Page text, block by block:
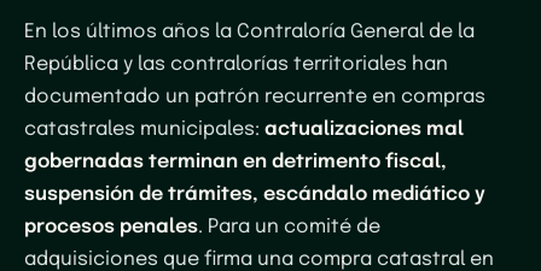
En los últimos años la Contraloría General de la
República y las contralorías territoriales han
documentado un patrón recurrente en compras
catastrales municipales: actualizaciones mal
gobernadas terminan en detrimento fiscal,
suspensión de trámites, escándalo mediático y
procesos penales. Para un comité de
adquisiciones que firma una compra catastral en